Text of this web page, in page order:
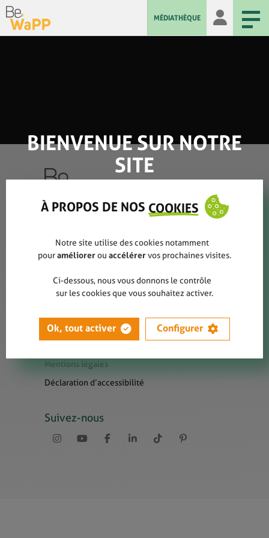
MÉDIATHÈQUE
Rapports annuels
Presse
Liens utiles
Mentions légales
Déclaration d’accessibilité
Suivez-nous
BIENVENUE SUR NOTRE
SITE
À PROPOS DE NOS COOKIES
Notre site utilise des cookies notamment
pouraméliorerou accélérervos prochaines visites.
Ci-dessous, nous vous donnons le contrôle
sur les cookies que vous souhaitez activer.
Ok, tout activer Configurer